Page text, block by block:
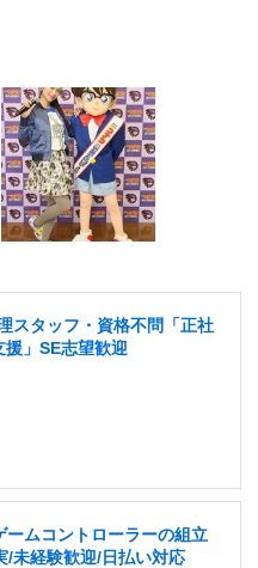
スタッフ・資格不問「正社
」SE志望歓迎
ームコントローラーの組立
/未経験歓迎/日払い対応